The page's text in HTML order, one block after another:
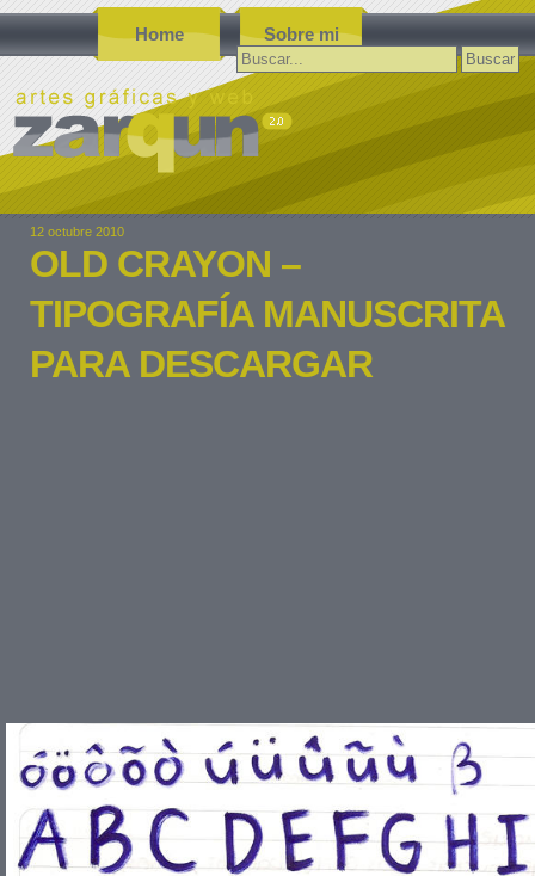
Home Sobre mi
Buscar:
12 octubre 2010
OLD CRAYON –
TIPOGRAFÍA MANUSCRITA
PARA DESCARGAR